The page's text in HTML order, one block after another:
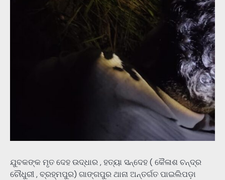
ଯୁବକଙ୍କ ମୃତ ଦେହ ଉଦ୍ଧାର , ହତ୍ୟା ସନ୍ଦେହ ( କୈଳାଶ ଚନ୍ଦ୍ର
ଚୌଧୁରୀ , ବ୍ରହ୍ମପୁର) ଗାଙ୍ଗପୁର ଥାନା ଅନ୍ତର୍ଗତ ପାଇଲିପଡ଼ା